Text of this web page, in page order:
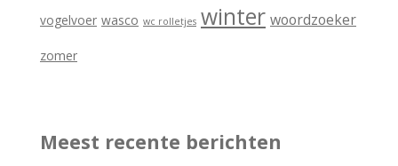
vogelvoer wasco wc rolletjes winter woordzoeker
zomer
Meest recente berichten